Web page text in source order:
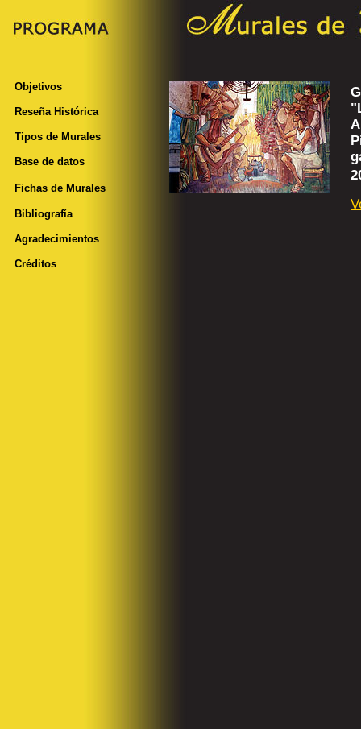
Objetivos
Reseña Histórica
Tipos de Murales
Base de datos
Fichas de Murales
Bibliografía
Agradecimientos
Créditos